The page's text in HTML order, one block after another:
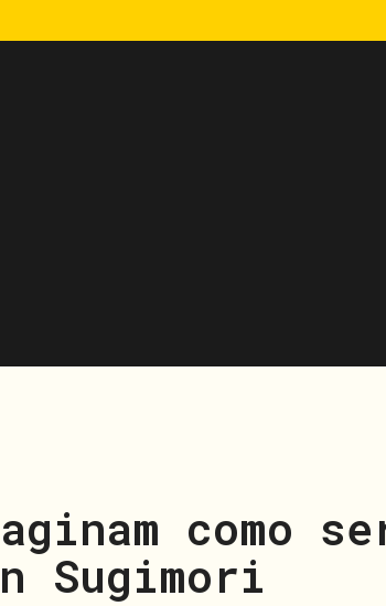
como
Sugimori